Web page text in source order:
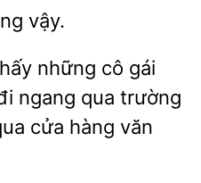
những cô gái
ngang qua trường
cửa hàng